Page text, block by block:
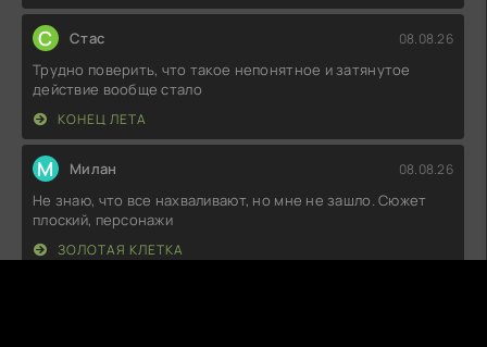
С Стас 08.08.26
Трудно поверить, что такое непонятное и затянутое
действие вообще стало
КОНЕЦ ЛЕТА
М Милан 08.08.26
Не знаю, что все нахваливают, но мне не зашло. Сюжет
плоский, персонажи
ЗОЛОТАЯ КЛЕТКА